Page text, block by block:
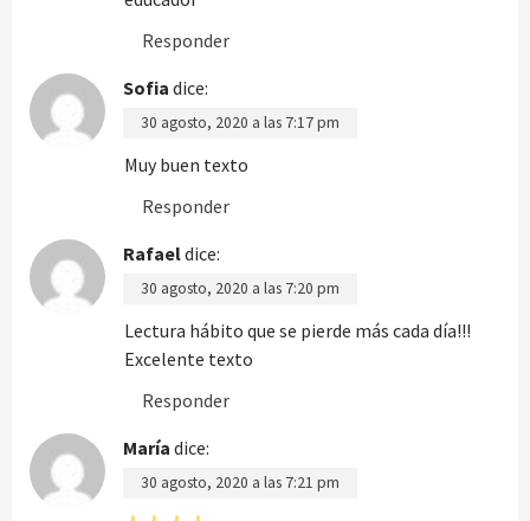
Responder
Sofia dice:
30 agosto, 2020 a las 7:17 pm
Muy buen texto
Responder
Rafaeldice:
30 agosto, 2020 a las 7:20 pm
Lectura hábito que se pierde más cada día!!!
Excelente texto
Responder
María dice:
30 agosto, 2020 a las 7:21 pm